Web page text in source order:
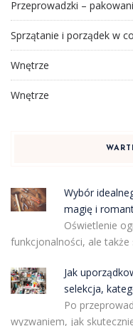
Przeprowadzki –
Sprzątanie i porządek w
Wnętrze
Wnętrze
Wybór
magię i
Oświetlenie
funkcjonalności, ale
Jak
selekcja,
Po
wyzwaniem, jak